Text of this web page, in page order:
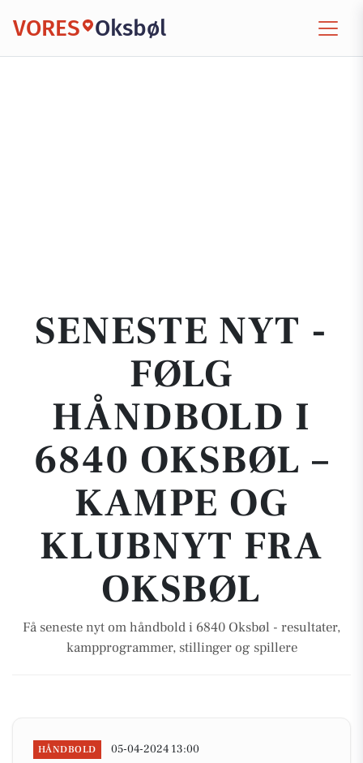
VORES Oksbøl
SENESTE NYT -
FØLG
HÅNDBOLD I
6840 OKSBØL –
KAMPE OG
KLUBNYT FRA
OKSBØL
Få seneste nyt om håndbold i 6840 Oksbøl - resultater,
kampprogrammer, stillinger og spillere
HÅNDBOLD 05-04-2024 13:00